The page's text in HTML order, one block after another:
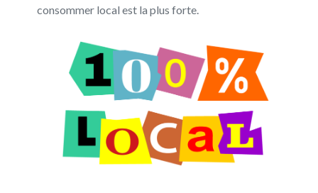
consommer local est la plus forte.